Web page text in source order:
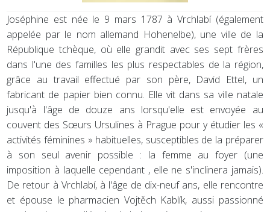
Joséphine est née le 9 mars 1787 à Vrchlabí (également
appelée par le nom allemand Hohenelbe), une ville de la
République tchèque, où elle grandit avec ses sept frères
dans l'une des familles les plus respectables de la région,
grâce au travail effectué par son père, David Ettel, un
fabricant de papier bien connu. Elle vit dans sa ville natale
jusqu'à l'âge de douze ans lorsqu'elle est envoyée au
couvent des Sœurs Ursulines à Prague pour y étudier les «
activités féminines » habituelles, susceptibles de la préparer
à son seul avenir possible : la femme au foyer (une
imposition à laquelle cependant , elle ne s'inclinera jamais).
De retour à Vrchlabí, à l'âge de dix-neuf ans, elle rencontre
et épouse le pharmacien Vojtěch Kablík, aussi passionné